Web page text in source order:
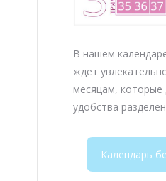
В нашем
ждет
месяцам, которые
удобства
Календарь